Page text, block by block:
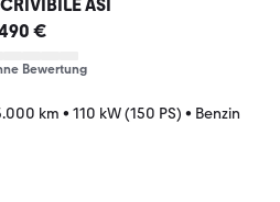
ASI
€
Bewertung
km • 110 kW (150 PS) • Benzin